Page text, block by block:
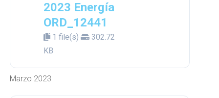
2023 Energía
ORD_12441
1 file(s)
302.72
KB
Marzo 2023